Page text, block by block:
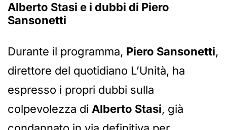
Alberto Stasi e i dubbi di Piero
Sansonetti
Durante il programma, Piero Sansonetti,
direttore del quotidiano L’Unità, ha
espresso i propri dubbi sulla
colpevolezza di Alberto Stasi, già